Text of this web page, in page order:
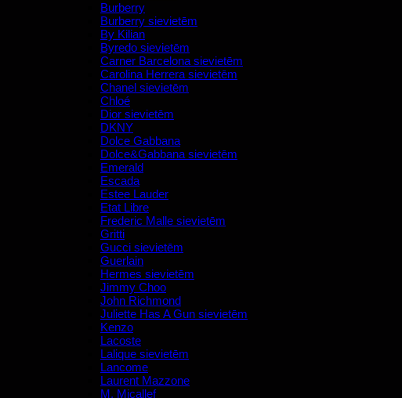
Burberry
Burberry sievietēm
By Kilian
Byredo sievietēm
Carner Barcelona sievietēm
Carolina Herrera sievietēm
Chanel sievietēm
Chloé
Dior sievietēm
DKNY
Dolce Gabbana
Dolce&Gabbana sievietēm
Emerald
Escada
Estee Lauder
Etat Libre
Frederic Malle sievietēm
Gritti
Gucci sievietēm
Guerlain
Hermes sievietēm
Jimmy Choo
John Richmond
Juliette Has A Gun sievietēm
Kenzo
Lacoste
Lalique sievietēm
Lancome
Laurent Mazzone
M. Micallef